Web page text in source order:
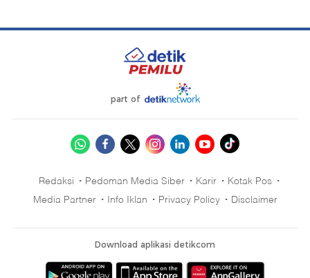
part of
Redaksi Pedoman Media Siber Karir
Kotak Pos
Media Partner
Info Iklan Privacy Policy Disclaimer
Download aplikasi detikcom